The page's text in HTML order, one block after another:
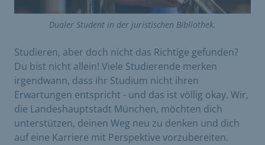
Dualer Student in der juristischen Bibliothek.
Studieren, aber doch nicht das Richtige gefunden?
Du bist nicht allein! Viele Studierende merken
irgendwann, dass ihr Studium nicht ihren
Erwartungen entspricht - und das ist völlig okay. Wir,
die Landeshauptstadt München, möchten dich
unterstützen, deinen Weg neu zu denken und dich
auf eine Karriere mit Perspektive vorzubereiten.